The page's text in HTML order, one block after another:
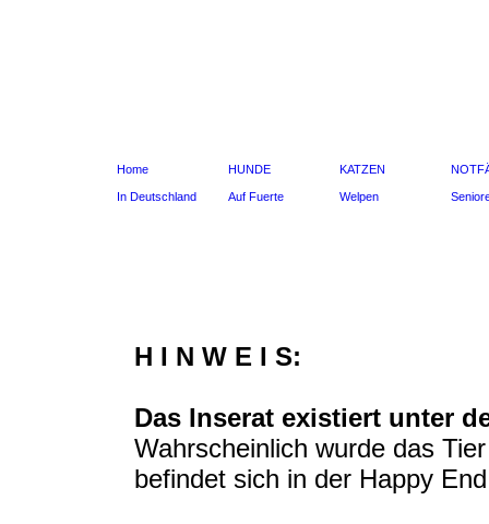
Home HUNDE KATZEN
In Deutschland Auf Fuerte Welpen
H I N W E I S:
Das Inserat existiert unter
Wahrscheinlich wurde das
befindet sich in der Happy